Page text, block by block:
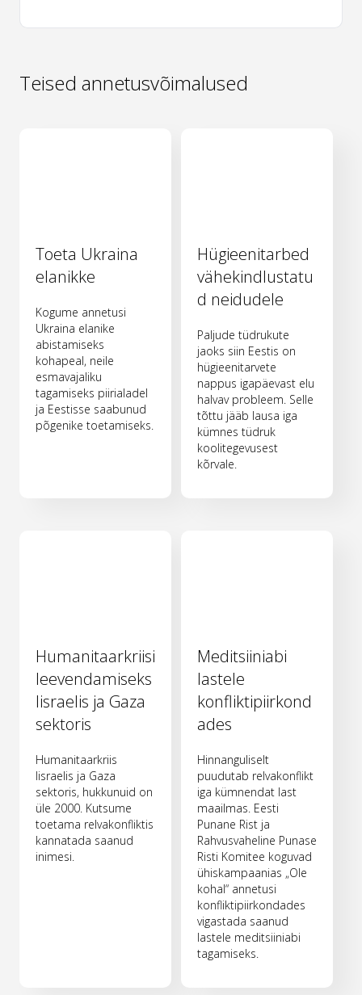
Teised annetusvõimalused
Toeta Ukraina
elanikke
Kogume annetusi
Ukraina elanike
abistamiseks
kohapeal, neile
esmavajaliku
tagamiseks piirialadel
ja Eestisse saabunud
põgenike toetamiseks.
Hügieenitarbed
vähekindlustatu
d neidudele
Paljude tüdrukute
jaoks siin Eestis on
hügieenitarvete
nappus igapäevast elu
halvav probleem. Selle
tõttu jääb lausa iga
kümnes tüdruk
koolitegevusest
kõrvale.
Humanitaarkriisi
leevendamiseks
Iisraelis ja Gaza
sektoris
Humanitaarkriis
Iisraelis ja Gaza
sektoris, hukkunuid on
üle 2000. Kutsume
toetama relvakonfliktis
kannatada saanud
inimesi.
Meditsiiniabi
lastele
konfliktipiirkond
ades
Hinnanguliselt
puudutab relvakonflikt
iga kümnendat last
maailmas. Eesti
Punane Rist ja
Rahvusvaheline Punase
Risti Komitee koguvad
ühiskampaanias „Ole
kohal“ annetusi
konfliktipiirkondades
vigastada saanud
lastele meditsiiniabi
tagamiseks.